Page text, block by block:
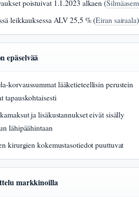
poistuivat 1.1.2023 alkaen (
leikkauksessa ALV 25,5 % (Eiran sairaala)
epäselvää
korvaussummat lääketieteellisin perustein
tapauskohtaisesti
ja lisäkustannukset eivät sisälly
lähipäähintaan
kirurgien kokemustasotiedot puuttuvat
markkinoilla